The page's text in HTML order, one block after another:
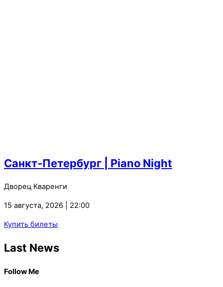
Санкт-Петербург | Piano Night
Дворец Кваренги
15 августа, 2026 | 22:00
Купить билеты
Last News
Follow Me